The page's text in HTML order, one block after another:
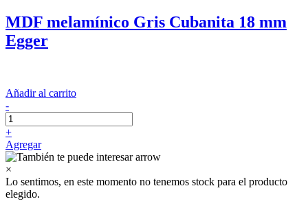
MDF melamínico Gris Cubanita 18 mm
Egger
Añadir al carrito
-
+
Agregar
×
Lo sentimos, en este momento no tenemos stock para el producto
elegido.